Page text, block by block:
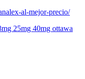
al-mejor-precio/
25mg 40mg ottawa